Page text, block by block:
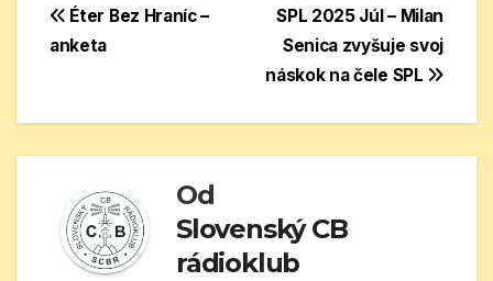
Navigácia
článku
SPL 2025 Júl – Milan
Senica zvyšuje svoj
náskok na čele SPL
Éter Bez Hraníc –
anketa
Od
Slovenský CB
rádioklub